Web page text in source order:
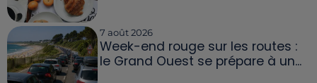
7 août 2026
Week-end rouge sur les routes :
le Grand Ouest se prépare à un...